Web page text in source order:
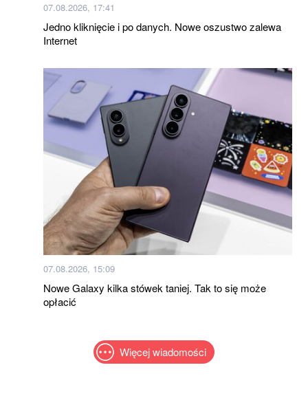
07.08.2026, 17:41
Jedno kliknięcie i po danych. Nowe oszustwo zalewa
Internet
07.08.2026, 15:09
Nowe Galaxy kilka stówek taniej. Tak to się może
opłacić
Więcej wiadomości